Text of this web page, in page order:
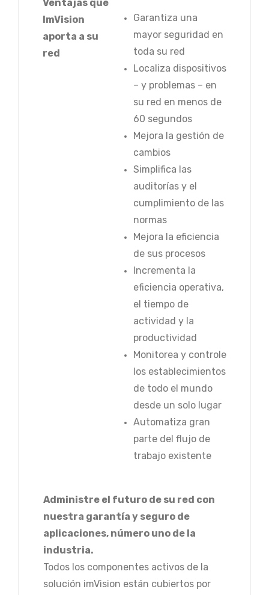
Ventajas que
ImVision
aporta a su
red
Garantiza una
mayor seguridad en
toda su red
Localiza dispositivos
– y problemas – en
su red en menos de
60 segundos
Mejora la gestión de
cambios
Simplifica las
auditorías y el
cumplimiento de las
normas
Mejora la eficiencia
de sus procesos
Incrementa la
eficiencia operativa,
el tiempo de
actividad y la
productividad
Monitorea y controle
los establecimientos
de todo el mundo
desde un solo lugar
Automatiza gran
parte del flujo de
trabajo existente
Administre el futuro de su red con
nuestra garantía y seguro de
aplicaciones, número uno de la
industria.
Todos los componentes activos de la
solución imVision están cubiertos por